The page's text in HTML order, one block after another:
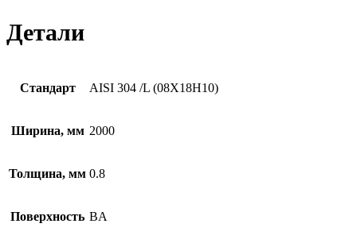
Детали
Стандарт AISI 304 /L (08Х18Н10)
Ширина, мм 2000
Толщина, мм 0.8
Поверхность BA